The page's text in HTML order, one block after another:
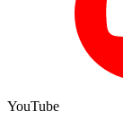
YouTube